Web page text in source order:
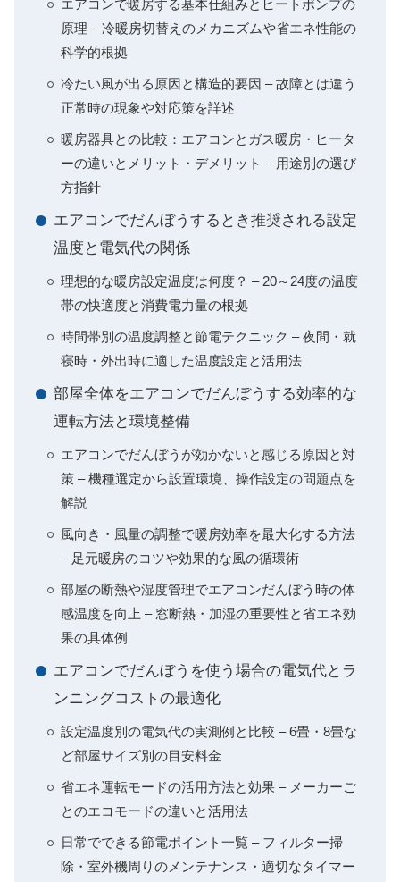
エアコンで暖房する基本仕組みとヒートポンプの
原理 – 冷暖房切替えのメカニズムや省エネ性能の
科学的根拠
冷たい風が出る原因と構造的要因 – 故障とは違う
正常時の現象や対応策を詳述
暖房器具との比較：エアコンとガス暖房・ヒータ
ーの違いとメリット・デメリット – 用途別の選び
方指針
エアコンでだんぼうするとき推奨される設定
温度と電気代の関係
理想的な暖房設定温度は何度？ – 20～24度の温度
帯の快適度と消費電力量の根拠
時間帯別の温度調整と節電テクニック – 夜間・就
寝時・外出時に適した温度設定と活用法
部屋全体をエアコンでだんぼうする効率的な
運転方法と環境整備
エアコンでだんぼうが効かないと感じる原因と対
策 – 機種選定から設置環境、操作設定の問題点を
解説
風向き・風量の調整で暖房効率を最大化する方法
– 足元暖房のコツや効果的な風の循環術
部屋の断熱や湿度管理でエアコンだんぼう時の体
感温度を向上 – 窓断熱・加湿の重要性と省エネ効
果の具体例
エアコンでだんぼうを使う場合の電気代とラ
ンニングコストの最適化
設定温度別の電気代の実測例と比較 – 6畳・8畳な
ど部屋サイズ別の目安料金
省エネ運転モードの活用方法と効果 – メーカーご
とのエコモードの違いと活用法
日常でできる節電ポイント一覧 – フィルター掃
除・室外機周りのメンテナンス・適切なタイマー